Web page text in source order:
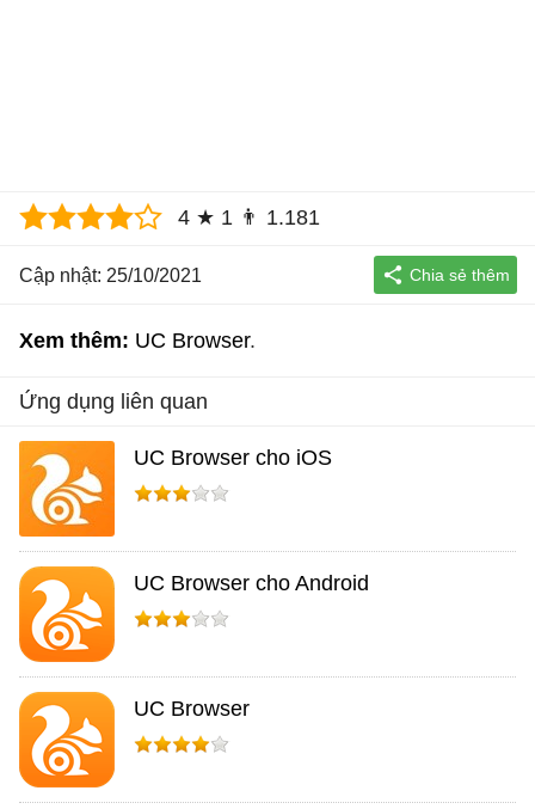
4 ★ 1 👨 1.181
Cập nhật: 25/10/2021
Xem thêm: UC Browser
Ứng dụng liên quan
UC Browser cho iOS
UC Browser cho Android
UC Browser